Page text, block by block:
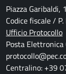
Piazza Garibaldi, 1
Codice fiscale /
Ufficio Protocollo
Posta
Centralino: +39